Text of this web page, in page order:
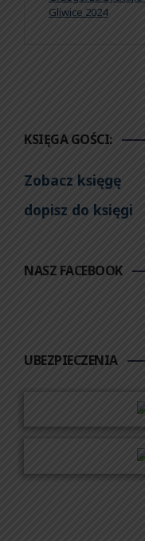
Gliwice 2024
KSIĘGA GOŚCI:
Zobacz księgę
dopisz do księgi
NASZ FACEBOOK
UBEZPIECZENIA